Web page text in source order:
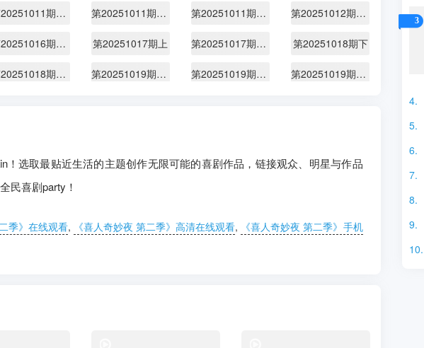
第20251011期下纯享版 第20251011期陪看 第20251011期专门陪你看 第20251012期不好笑惩罚室
第20251016期期喜人聚会 第20251017期上 第20251017期上纯享版 第20251018期下
第20251018期专门陪你看 第20251019期花絮合集 第20251019期不好笑惩罚室 第20251019期展演版
第20251031期上纯享版 第20251101期下 第20251101期下纯享版 第20251101期陪看
第20251102期展演版
20251107期上 第20251107期 第20251108期下 第20251108期下密室纯享版
选取最贴近生活的主题创作无限可能的喜剧作品，链接观众、明星与作品
民喜剧party！
季》在线观看, 《喜人奇妙夜 第二季》高清在线观看,
《喜人奇妙夜 第二季》手机
3
4.
5.
6.
7.
8.
9.
10.